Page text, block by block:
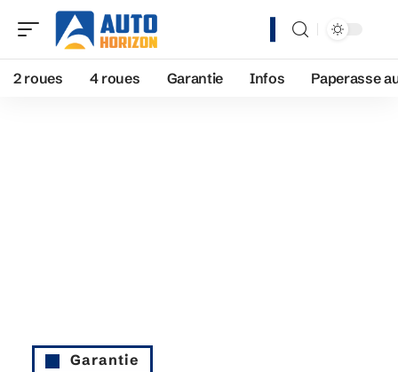
2 roues 4 roues Garantie Infos Paperasse
Garantie